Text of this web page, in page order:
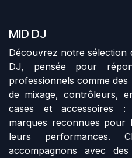
MID DJ
Découvrez notre sélection
DJ, pensée pour
professionnels comme des
de mixage, contrôleurs,
cases et accessoires :
marques reconnues pour
leurs performances.
accompagnons avec